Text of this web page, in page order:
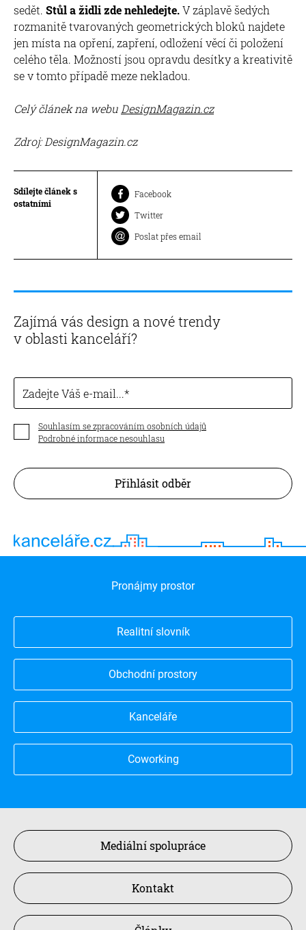
sedět. Stůl a židli zde nehledejte.V záplavě šedých
rozmanitě tvarovaných geometrických bloků najdete
jen místa na opření, zapření, odložení věcí či položení
celého těla. Možností jsou opravdu desítky a kreativitě
se v tomto případě meze nekladou.
Celý článek na webu DesignMagazin.cz
Zdroj: DesignMagazin.cz
Sdílejte článek s
ostatními
Facebook
Twitter
Poslat přes email
Zajímá vás design a nové trendy
v oblasti kanceláří?
Zadejte Váš e-mail...
Souhlasím se zpracováním osobních údajů
Podrobné informace nesouhlasu
Přihlásit odběr
Pronájmy prostor
Realitní slovník
Obchodní prostory
Kanceláře
Coworking
Mediální spolupráce
Kontakt